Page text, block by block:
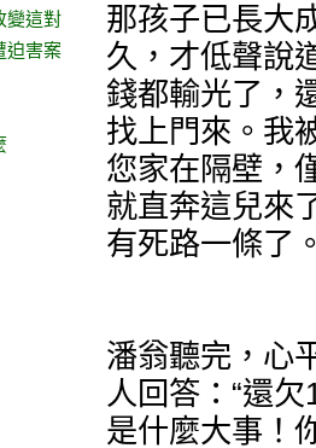
變這對
迫害案
那孩子已長大
久，才低聲說
錢都輸光了，
找上門來。我
您家在隔壁，
就直奔這兒來
有死路一條了
潘翁聽完，心
人回答：“還
是什麼大事！